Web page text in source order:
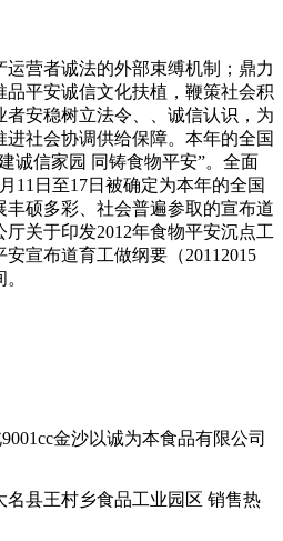
营者诚法的外部束缚机制；鼎力
平安诚信文化扶植，鞭策社会积
安稳树立法令、、诚信认识，为
进社会协调供给保障。本年的全国
诚信家园 同铸食物平安”。全面
11日至17日被确定为本年的全国
硕多彩、社会普遍参取的宣布道
关于印发2012年食物平安沉点工
宣布道育工做纲要（20112015
金沙以诚为本食品有限公司
县王村乡食品工业园区 销售热